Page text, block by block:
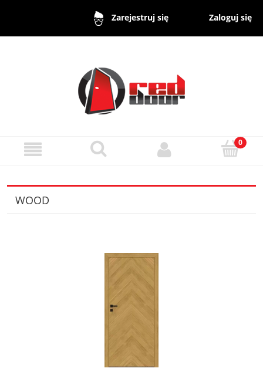
Zarejestruj się Zaloguj się
WOOD